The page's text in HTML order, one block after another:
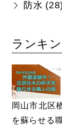
防水 (28
ランキ
岡山市北区
を蘇らせる